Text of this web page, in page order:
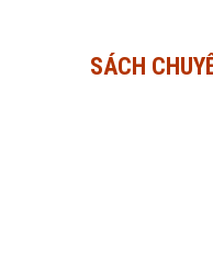
SÁCH